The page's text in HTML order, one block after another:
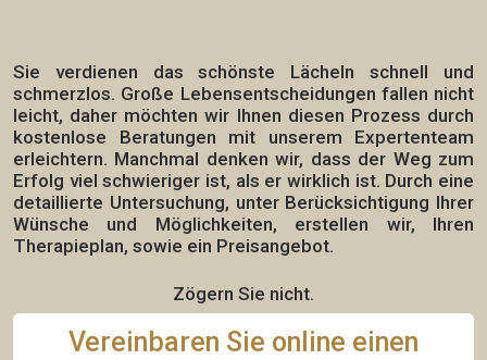
Sie verdienen das schönste Lächeln schnell und
schmerzlos. Große Lebensentscheidungen fallen nicht
leicht, daher möchten wir Ihnen diesen Prozess durch
kostenlose Beratungen mit unserem Expertenteam
erleichtern. Manchmal denken wir, dass der Weg zum
Erfolg viel schwieriger ist, als er wirklich ist. Durch eine
detaillierte Untersuchung, unter Berücksichtigung Ihrer
Wünsche und Möglichkeiten, erstellen wir, Ihren
Therapieplan, sowie ein Preisangebot.
Zögern Sie nicht.
Vereinbaren Sie online einen